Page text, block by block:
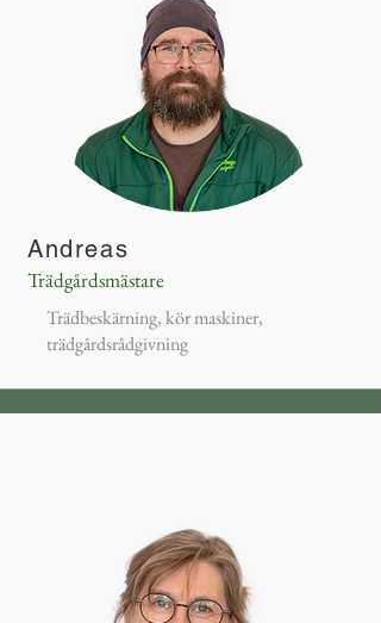
Andreas
Trädgårdsmästare
Trädbeskärning, kör maskiner,
trädgårdsrådgivning